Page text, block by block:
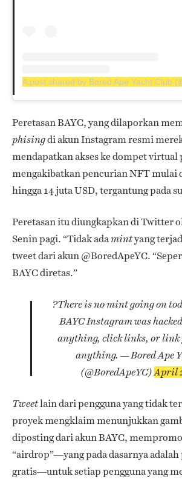
A post shared by Bored Ape Yacht Club
Peretasan BAYC, yang dilaporkan
phisingdi akun Instagram resmi
mendapatkan akses ke dompet virtual
mengakibatkan pencurian NFT mulai
hingga 14 juta USD, tergantung pada
Peretasan itu diungkapkan di Twitter
Senin pagi. “Tidak adamintyang
tweet dari akun @BoredApeYC.
BAYC diretas.”
?There is no mint going on
BAYC Instagram was
anything, click links, or link
anything. — Bored Ape
(@BoredApeYC)April
Tweetlain dari pengguna yang tidak
proyek mengklaim menunjukkan
diposting dari akun BAYC,
“airdrop”—yang pada dasarnya
gratis—untuk setiap pengguna yang